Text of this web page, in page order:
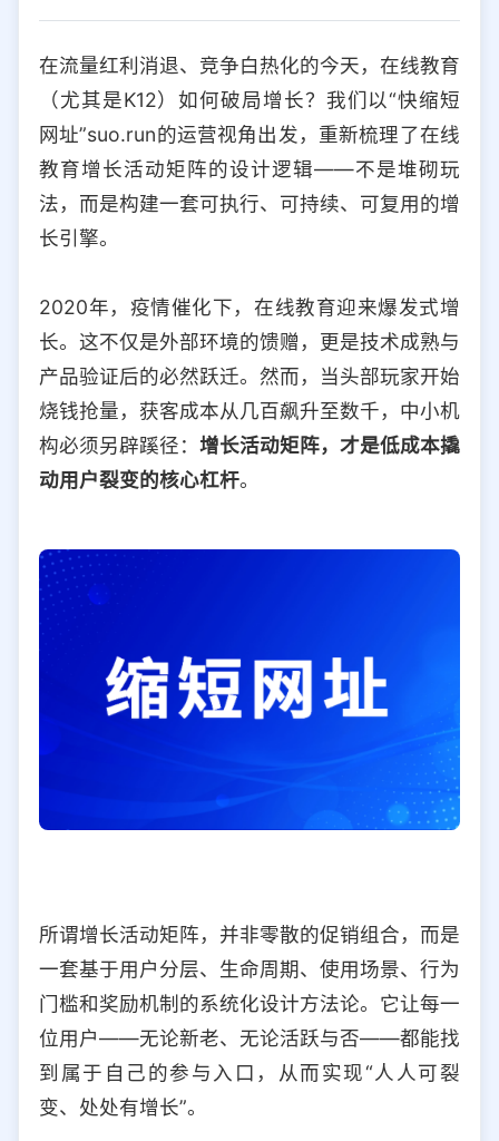
选择防红平台类型，避免链接被拦截
iOS Android PC 其他
选择允许访问的平台类型
在流量红利消退、竞争白热化的今天，在线教育
（尤其是K12）如何破局增长？我们以“快缩短
网址”suo.run的运营视角出发，重新梳理了在线
教育增长活动矩阵的设计逻辑——不是堆砌玩
法，而是构建一套可执行、可持续、可复用的增
长引擎。
2020年，疫情催化下，在线教育迎来爆发式增
长。这不仅是外部环境的馈赠，更是技术成熟与
产品验证后的必然跃迁。然而，当头部玩家开始
烧钱抢量，获客成本从几百飙升至数千，中小机
构必须另辟蹊径： 增长活动矩阵，才是低成本撬
动用户裂变的核心杠杆。
所谓增长活动矩阵，并非零散的促销组合，而是
一套基于用户分层、生命周期、使用场景、行为
门槛和奖励机制的系统化设计方法论。它让每一
位用户——无论新老、无论活跃与否——都能找
到属于自己的参与入口，从而实现“人人可裂
变、处处有增长”。